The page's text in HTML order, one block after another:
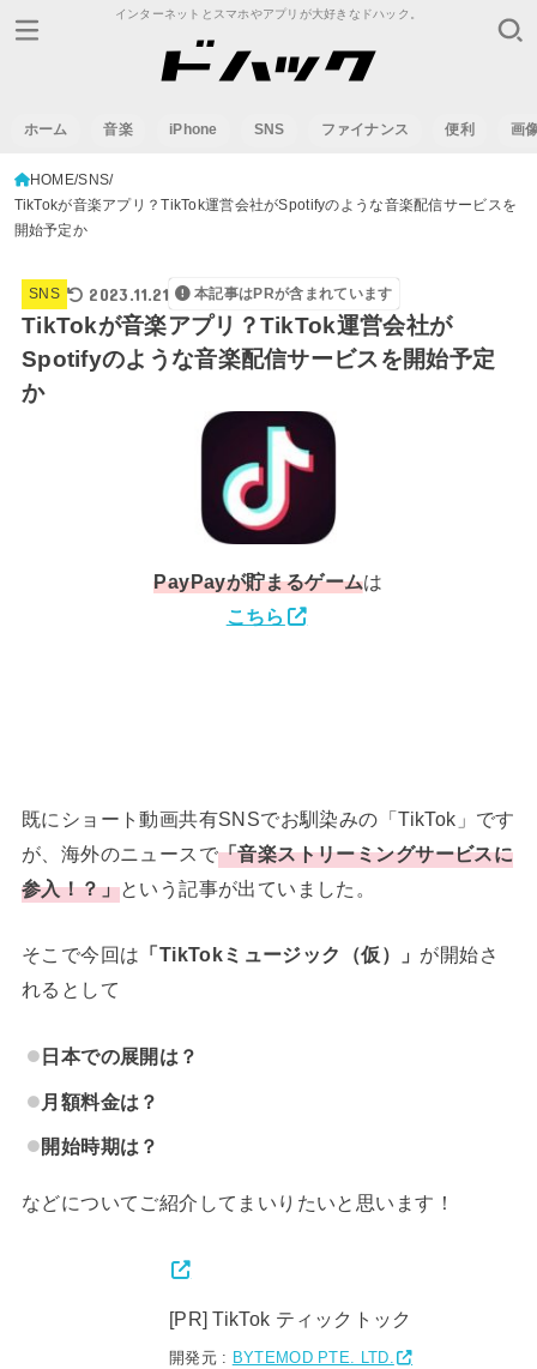
インターネットとスマホやアプリが大好きなドハック。
ホーム 音楽 iPhone SNS ファイナンス 便利 画
HOME SNS
TikTokが音楽アプリ？TikTok運営会社がSpotifyのような音楽配信サービスを
開始予定か
SNS 2023.11.21 本記事はPRが含まれています
TikTokが音楽アプリ？TikTok運営会社が
Spotifyのような音楽配信サービスを開始予定
か
PayPayが貯まるゲームは
こちら
既にショート動画共有SNSでお馴染みの「TikTok」です
が、海外のニュースで「音楽ストリーミングサービスに
参入！？」という記事が出ていました。
そこで今回は 「TikTokミュージック（仮）」 が開始さ
れるとして
日本での展開は？
月額料金は？
開始時期は？
などについてご紹介してまいりたいと思います！
[PR] TikTok ティックトック
開発元 : BYTEMOD PTE. LTD.